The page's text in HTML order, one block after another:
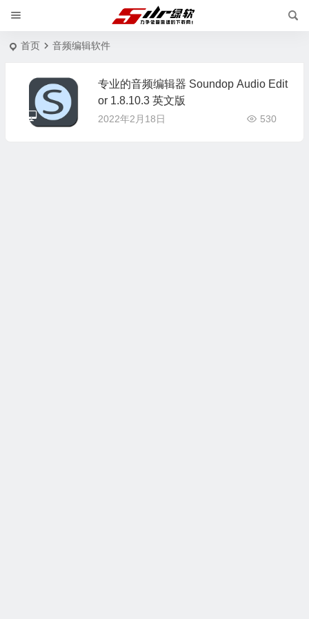
首页 音频编辑软件
专业的音频编辑器 Soundop Audio Edit
or 1.8.10.3 英文版
2022年2月18日 530